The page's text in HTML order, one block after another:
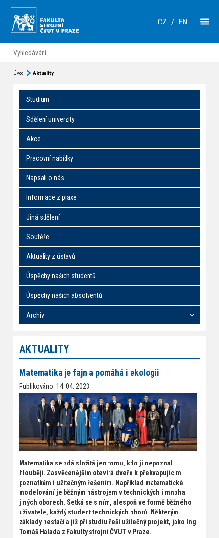
CZ / EN
Úvod Aktuality
Studium
Sdělení univerzity
Akce
Pracovní nabídky
Napsali o nás
Informace z praxe
Jiná sdělení
Soutěže
Aktuality z ústavů
Úspěchy našich studentů
Úspěchy našich absolventů
Archiv
AKTUALITY
Matematika je fajn a pomáhá i ekologii
Publikováno: 14. 04. 2023
Matematika se zdá složitá jen tomu, kdo ji nepoznal
hlouběji. Zasvěcenějším otevírá dveře k překvapujícím
poznatkům i užitečným řešením. Například matematické
modelování je běžným nástrojem v technických i mnoha
jiných oborech. Setká se s ním, alespoň ve formě běžného
uživatele, každý student technických oborů. Některým
základy nestačí a již při studiu řeší užitečný projekt, jako Ing.
Tomáš Halada z Fakulty strojní ČVUT v Praze.